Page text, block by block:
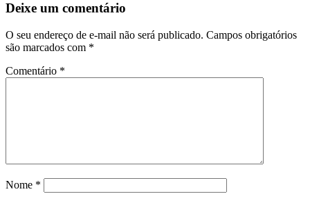
Deixe um comentário
O seu endereço de e-mail não será publicado. Campos obrigatórios
são marcados com *
Comentário *
Nome *